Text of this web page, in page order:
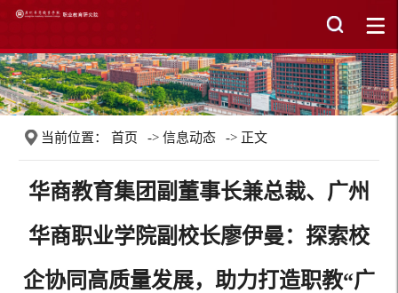
当前位置： 首页 -> 信息动态 -> 正文
华商教育集团副董事长兼总裁、广州
华商职业学院副校长廖伊曼：探索校
企协同高质量发展，助力打造职教“广